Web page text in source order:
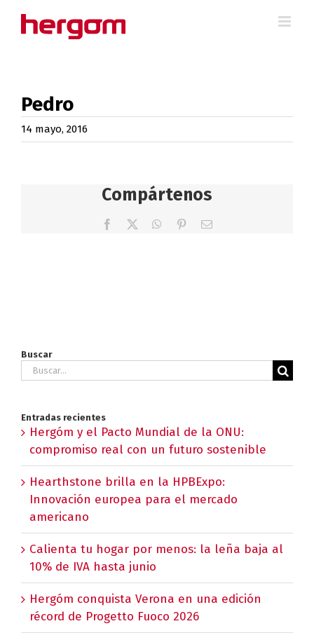
Pedro
14 mayo, 2016
Compártenos
Facebook WhatsApp
PinterestCorreo
Buscar
Buscar:
Entradas recientes
Hergóm y el Pacto Mundial de la ONU:
compromiso real con un futuro sostenible
Hearthstone brilla en la HPBExpo:
Innovación europea para el mercado
americano
Calienta tu hogar por menos: la leña baja al
10% de IVA hasta junio
Hergóm conquista Verona en una edición
récord de Progetto Fuoco 2026